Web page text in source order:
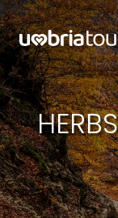
Zum Hauptinhalt